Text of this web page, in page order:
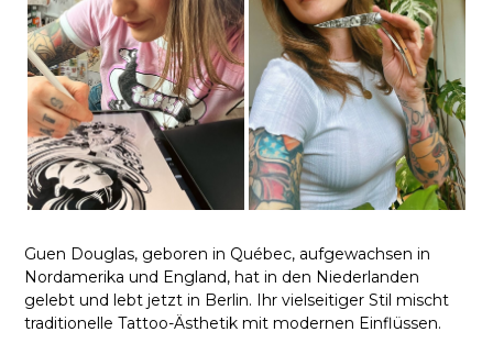
Guen Douglas, geboren in Québec, aufgewachsen in
Nordamerika und England, hat in den Niederlanden
gelebt und lebt jetzt in Berlin. Ihr vielseitiger Stil mischt
traditionelle Tattoo-Ästhetik mit modernen Einflüssen.